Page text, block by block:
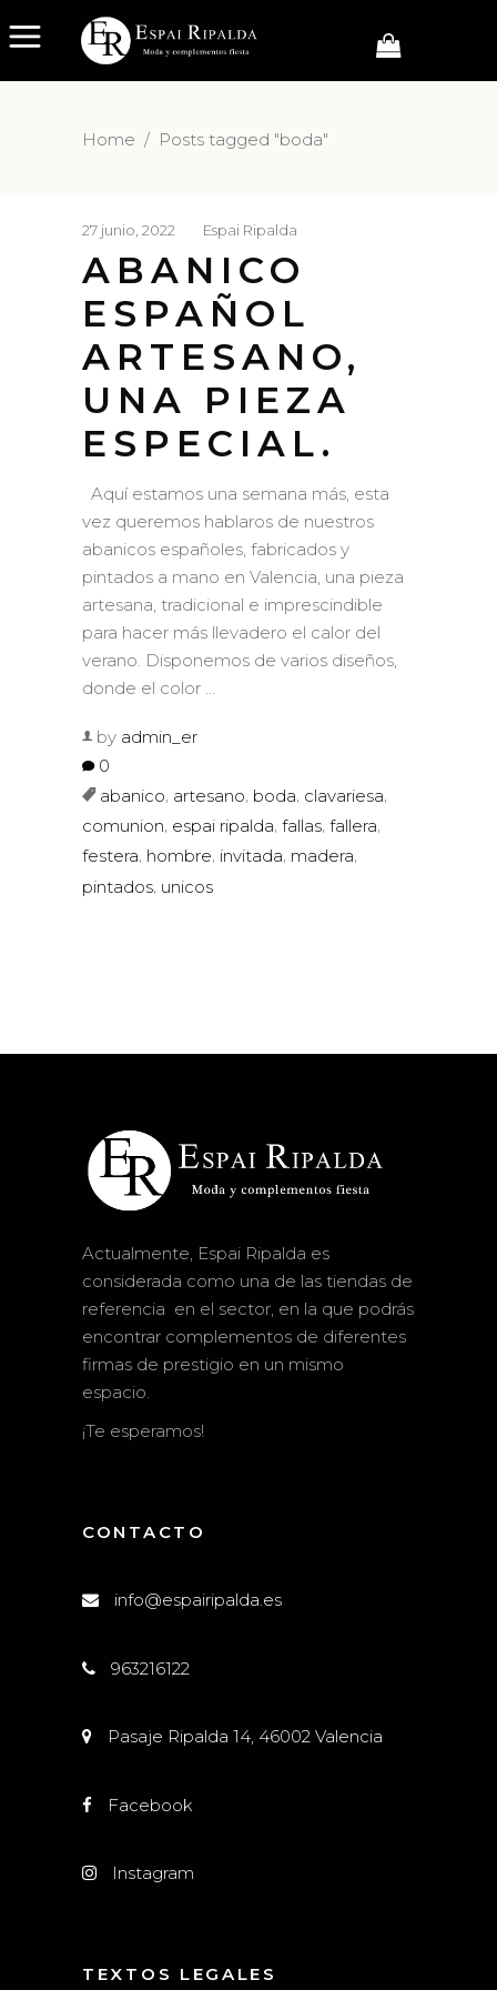
Home / Posts tagged "boda"
27 junio, 2022 Espai Ripalda
ABANICO
ESPAÑOL
ARTESANO,
UNA PIEZA
ESPECIAL.
Aquí estamos una semana más, esta
vez queremos hablaros de nuestros
abanicos españoles, fabricados y
pintados a mano en Valencia, una pieza
artesana, tradicional e imprescindible
para hacer más llevadero el calor del
verano. Disponemos de varios diseños,
donde el color
by admin_er
0
abanico artesano boda clavariesa
comunion, espai ripalda, fallas, fallera,
festera, hombre, invitada, madera,
pintados unicos
Actualmente, Espai Ripalda es
considerada como una de las tiendas de
referencia en el sector, en la que podrás
encontrar complementos de diferentes
firmas de prestigio en un mismo
espacio.
¡Te esperamos!
CONTACTO
info@espairipalda.es
963216122
Pasaje Ripalda 14, 46002 Valencia
Facebook
Instagram
TEXTOS LEGALES